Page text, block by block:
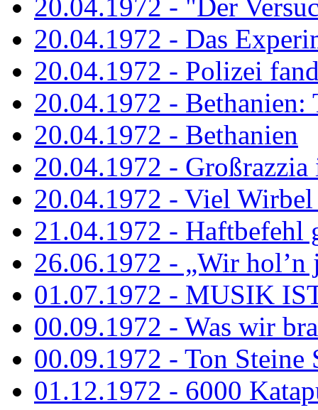
20.04.1972 - "Der
20.04.1972 - Das
20.04.1972 - Polizei
20.04.1972 - Bethanien:
20.04.1972 - Bethanien
20.04.1972 - Großrazzia
20.04.1972 - Viel
21.04.1972 - Haftbefehl
26.06.1972 - „Wir hol’n
01.07.1972 - MUSIK
00.09.1972 - Was wir
00.09.1972 - Ton Steine
01.12.1972 - 6000